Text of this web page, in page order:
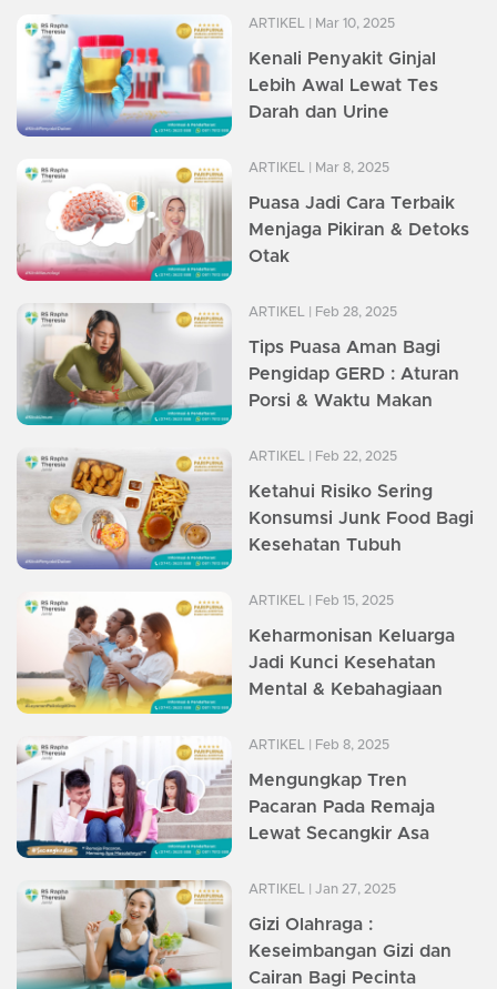
ARTIKEL | Mar 10, 2025
Kenali Penyakit Ginjal
Lebih Awal Lewat Tes
Darah dan Urine
ARTIKEL | Mar 8, 2025
Puasa Jadi Cara Terbaik
Menjaga Pikiran & Detoks
Otak
ARTIKEL | Feb 28, 2025
Tips Puasa Aman Bagi
Pengidap GERD : Aturan
Porsi & Waktu Makan
ARTIKEL | Feb 22, 2025
Ketahui Risiko Sering
Konsumsi Junk Food Bagi
Kesehatan Tubuh
ARTIKEL | Feb 15, 2025
Keharmonisan Keluarga
Jadi Kunci Kesehatan
Mental & Kebahagiaan
ARTIKEL | Feb 8, 2025
Mengungkap Tren
Pacaran Pada Remaja
Lewat Secangkir Asa
ARTIKEL | Jan 27, 2025
Gizi Olahraga :
Keseimbangan Gizi dan
Cairan Bagi Pecinta